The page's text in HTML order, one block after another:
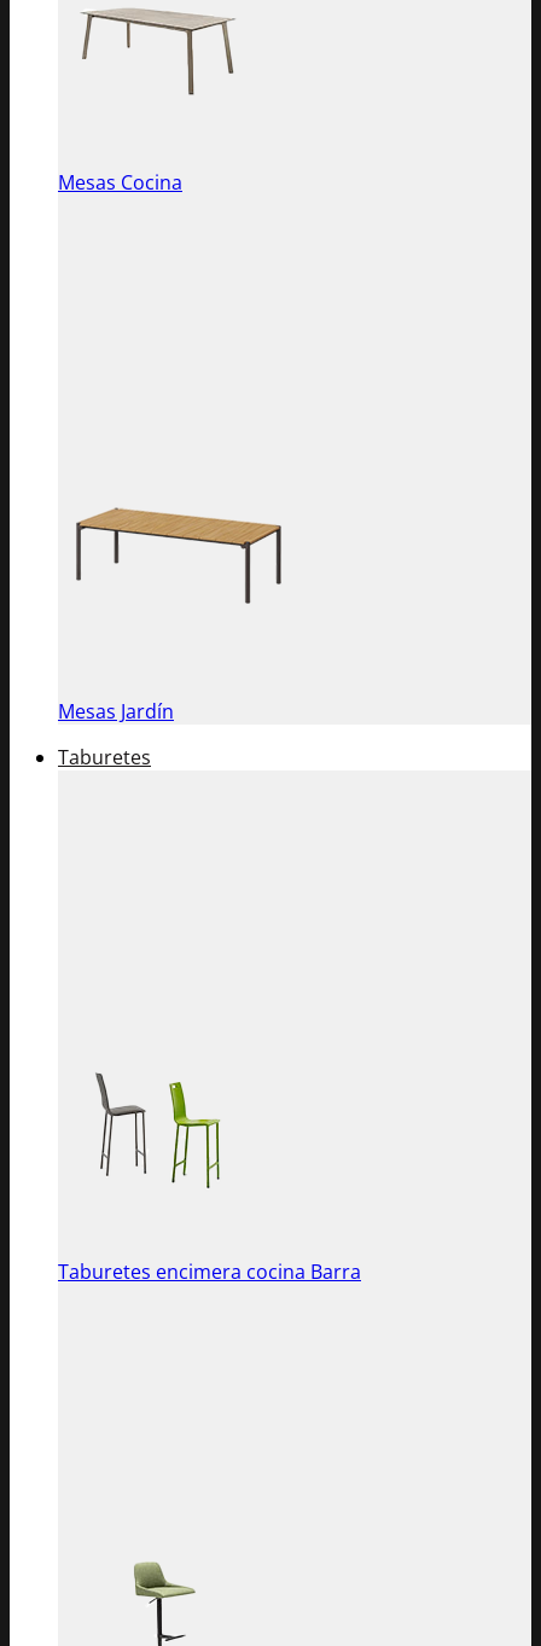
Mesas Cocina
Mesas Jardín
Taburetes
Taburetes encimera cocina Barra